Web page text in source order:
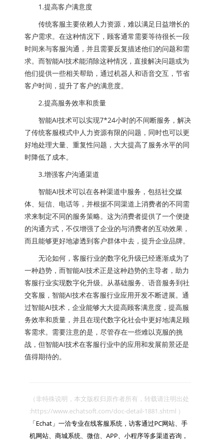
1.提高客户满意度
传统客服主要依赖人力资源，难以满足日益增长的
客户需求。在这种情况下，顾客通常需要等待很长一段
时间来与客服沟通，并且需要反复描述他们的问题和需
求。而智能AI技术能消除这种情况，直接解决问题或为
他们提供一些相关帮助，通过机器人和语音交互，节省
客户时间，提升了客户的满意度。
2.提高服务效率和质量
智能AI技术可以实现7*24小时的不间断服务，解决
了传统客服模式中人力资源有限的问题，同时也可以更
好地处理大量、重复性问题，大大提高了服务水平的同
时降低了成本。
3.增强客户沟通渠道
智能AI技术可以在各种渠道中服务，包括社交媒
体、短信、电话等，并根据不同渠道上消费者的不同需
求来制定不同的服务策略。这为消费者提供了一个便捷
的沟通方式，不仅增强了企业的与消费者的互动效果，
而且能够更好地渗透到客户群体中去，提升企业品牌。
无论如何，客服行业的数字化升级已经逐渐成为了
一种趋势，而智能AI技术正是这种趋势的主导者，助力
客服行业实现数字化升级。从基础服务、语音服务到社
交客服，智能AI技术在客服行业应用开发不断进展。通
过智能AI技术，企业能够大大提高顾客满意度，提高服
务效率和质量，并且在现代数字化社会中更好地满足顾
客需求。需要注意的是，尽管存在一些难以克服的挑
战，但智能AI技术在客服行业中的应用和发展前景还是
值得期待的。
（非特殊说明，本文版权归原作者所有，转载请注明出处
:https://www.echatsoft.com/doc-detail-1881.shtml ）
「Echat」一洽专业在线客服系统，访客通过PC网站、手
机网站、商城系统、微信、APP、小程序等多渠道咨询，